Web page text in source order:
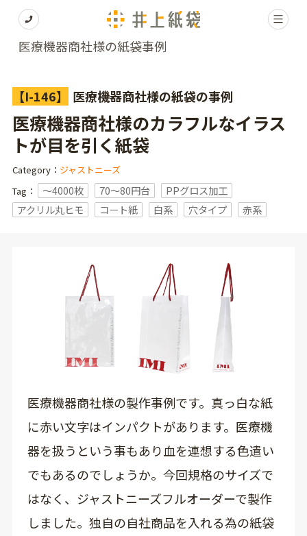
医療機器商社様の紙袋事例
【I-146】 医療機器商社様の紙袋の事例
医療機器商社様のカラフルなイラス
トが目を引く紙袋
Category： ジャストニーズ
Tag：
〜4000枚 70～80円台
PPグロス加工
アクリル丸ヒモ
コート紙 白系 穴タイプ 赤系
医療機器商社様の製作事例です。真っ白な紙
に赤い文字はインパクトがあります。医療機
器を扱うという事もあり血を連想する色遣い
でもあるのでしょうか。今回規格のサイズで
はなく、ジャストニーズフルオーダーで製作
しました。独自の自社商品を入れる為の紙袋